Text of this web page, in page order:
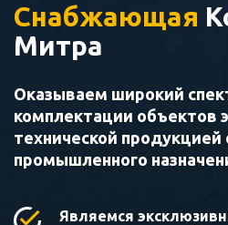
Снабжающая
Митра
Оказываем широкий
комплектации объектов
технической
промышленного
Являемся